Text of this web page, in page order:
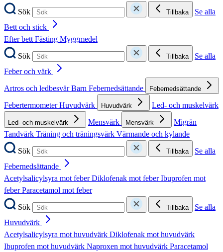
Sök
Tillbaka
Se alla
Bett och stick
Efter bettFästing Myggmedel
Sök
Tillbaka
Se alla
Feber och värk
Artros och ledbesvärBarn Febernedsättande Febernedsättande
FebertermometerHuvudvärk Huvudvärk Led- och muskelvärk
Led- och muskelvärk Mensvärk Mensvärk
Migrän
Tandvärk Träning och träningsvärk Värmande och kylande
Sök
Tillbaka
Se alla
Febernedsättande
Acetylsalicylsyra mot feberDiklofenak mot feberIbuprofen mot
feberParacetamol mot feber
Sök
Tillbaka
Se alla
Huvudvärk
Acetylsalicylsyra mot huvudvärk Diklofenak mot huvudvärk
Ibuprofen mot huvudvärk Naproxen mot huvudvärk Paracetamol